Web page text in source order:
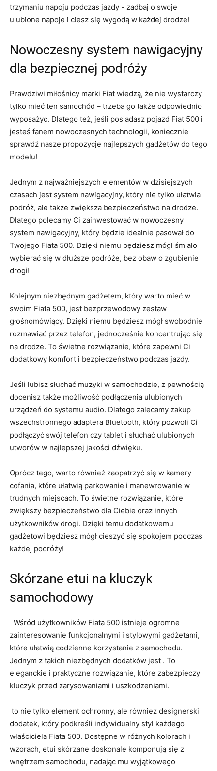
trzymaniu napoju podczas jazdy -‍ zadbaj o swoje
ulubione ⁢napoje i ciesz się wygodą w każdej drodze!
Nowoczesny system nawigacyjny
dla ⁢bezpiecznej podróży
Prawdziwi miłośnicy marki⁢ Fiat wiedzą, że nie wystarczy
tylko mieć ten⁤ samochód – trzeba go także odpowiednio​
wyposażyć. Dlatego też, jeśli posiadasz pojazd Fiat‍ 500 i
jesteś fanem nowoczesnych ⁢technologii, koniecznie
sprawdź nasze⁤ propozycje ‌najlepszych gadżetów‌ do tego
modelu!
Jednym ⁢z​ najważniejszych elementów w ‍dzisiejszych
czasach jest‌ system⁣ nawigacyjny, który nie⁤ tylko ułatwia
podróż, ⁤ale ‌także zwiększa bezpieczeństwo na drodze. ​
Dlatego polecamy Ci zainwestować⁢ w nowoczesny
system nawigacyjny, ​który będzie idealnie pasował do
Twojego Fiata ‌500. Dzięki niemu będziesz mógł śmiało
wybierać się w ⁤dłuższe ⁣podróże, bez obaw o⁤ zgubienie
drogi!
Kolejnym niezbędnym ​gadżetem, który warto‌ mieć w
swoim Fiata⁢ 500, jest bezprzewodowy zestaw
głośnomówiący. ​Dzięki⁢ niemu będziesz mógł​ swobodnie
rozmawiać‍ przez telefon, jednocześnie ‍koncentrując ⁣się
na drodze.‍ To świetne rozwiązanie, które zapewni Ci
dodatkowy komfort i bezpieczeństwo‌ podczas jazdy.
Jeśli lubisz słuchać muzyki w samochodzie,⁣ z pewnością
docenisz także możliwość‌ podłączenia ulubionych
urządzeń do ⁣systemu audio. ‍Dlatego zalecamy zakup
wszechstronnego‍ adaptera Bluetooth, ‍który pozwoli Ci
podłączyć ‍swój ⁢telefon‍ czy tablet i słuchać ‌ulubionych
utworów w⁢ najlepszej jakości dźwięku.
Oprócz tego,⁤ warto‌ również zaopatrzyć się ‌w kamery
cofania, które ułatwią parkowanie ‌i manewrowanie w
trudnych miejscach. To świetne rozwiązanie, ‍które
‍zwiększy bezpieczeństwo⁤ dla Ciebie oraz innych
⁤użytkowników drogi. Dzięki temu ⁢dodatkowemu
gadżetowi będziesz mógł cieszyć się ⁢spokojem podczas
każdej podróży!
Skórzane⁤ etui na kluczyk
samochodowy
⁤ ⁤ Wśród użytkowników Fiata 500 istnieje ‍ogromne
zainteresowanie ⁤funkcjonalnymi⁢ i stylowymi‌ gadżetami,
które ułatwią ⁢codzienne korzystanie z samochodu.
Jednym‌ z‍ takich niezbędnych dodatków jest . To
eleganckie i praktyczne ‌rozwiązanie,​ które zabezpieczy
kluczyk przed zarysowaniami i ⁤uszkodzeniami.
⁣ to nie​ tylko element ochronny, ale również designerski ​
dodatek, który podkreśli indywidualny styl każdego
właściciela Fiata 500. Dostępne w różnych⁣ kolorach i
wzorach, etui skórzane doskonale komponują się z
wnętrzem samochodu, nadając mu wyjątkowego